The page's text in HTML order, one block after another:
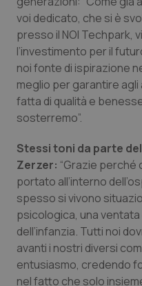
Veneto
Oncoematologia
Oncologia &
Psoriasi & pelle
Quotidiano
Quotidiano
Quotidiano
Quotidiano
Rene &
voi dedicato, che si è
presso il NOI Techpark,
l’investimento per il
noi fonte di ispirazione
meglio per garantire agli
fatta di qualità e
sosterremo”.
Stessi toni da parte
Zerzer: “Grazie perché
portato all’interno
spesso si vivono
psicologica, una
dell’infanzia. Tutti noi
avanti i nostri diversi
entusiasmo, credendo
nel fatto che solo